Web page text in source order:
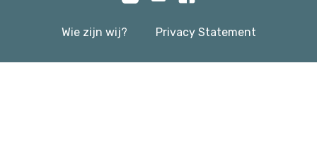
Wie zijn wij? Privacy Statement